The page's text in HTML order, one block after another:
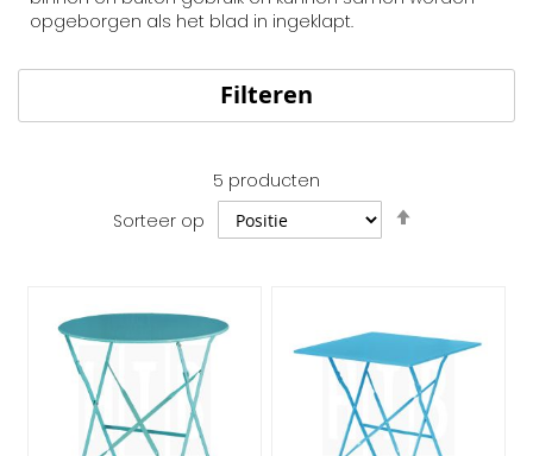
opgeborgen als het blad in ingeklapt.
Filteren
5 producten
Sorteer op